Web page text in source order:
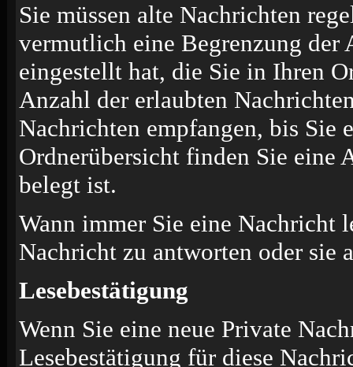
Sie müssen alte Nachrichten
vermutlich eine Begrenzung der
eingestellt hat, die Sie in Ihren
Anzahl der erlaubten
Nachrichten empfangen, bis Sie
Ordnerübersicht finden Sie eine
belegt ist.
Wann immer Sie eine Nachricht
Nachricht zu antworten oder sie
Lesebestätigung
Wenn Sie eine neue Private
Lesebestätigung für diese